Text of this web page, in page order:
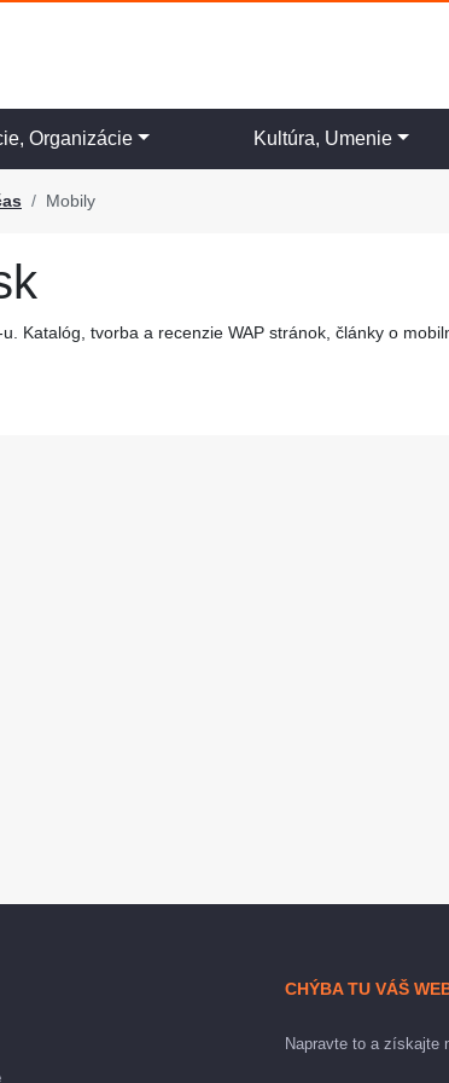
Organizácie Kultúra, Umenie
Mobily
Katalóg, tvorba a recenzie WAP stránok, články o
CHÝBA TU VÁŠ
Napravte to a získajte